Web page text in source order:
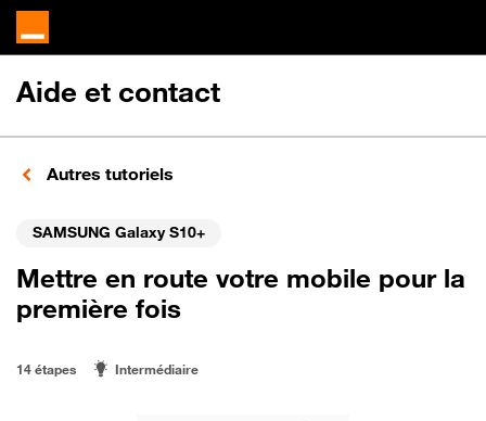
Aide et contact
Autres tutoriels
SAMSUNG Galaxy S10+
Mettre en route votre mobile pour la
première fois
14 étapes Intermédiaire